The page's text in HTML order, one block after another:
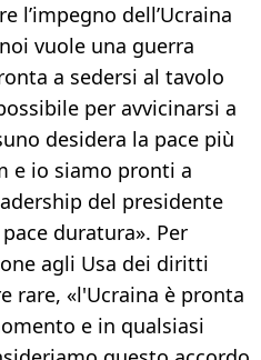
l’impegno dell’Ucraina
vuole una guerra
a sedersi al tavolo
per avvicinarsi a
desidera la pace più
e io siamo pronti a
del presidente
duratura». Per
agli Usa dei diritti
rare, «l'Ucraina è pronta
e in qualsiasi